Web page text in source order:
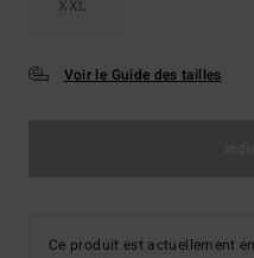
XXL
Voir le Guide des tailles
Ce produit est actuellement